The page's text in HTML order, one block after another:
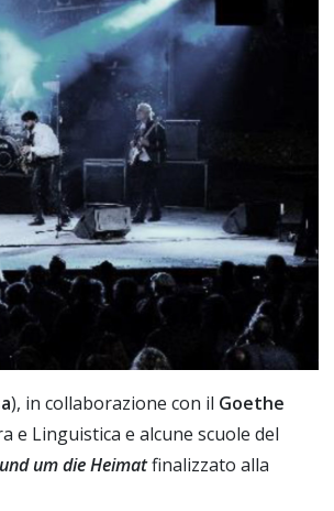
), in collaborazione con il Goethe
e Linguistica e alcune scuole del
um die Heimatfinalizzato alla